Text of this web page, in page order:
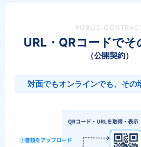
PUBLIC
URL・QRコードでそ
（公開契約）
対面でもオンラインでも、その